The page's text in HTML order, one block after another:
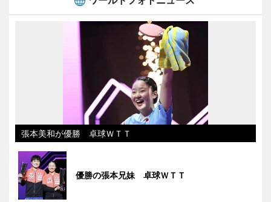
張本美和が優勝 卓球ＷＴＴ
優勝の張本兄妹 卓球ＷＴＴ